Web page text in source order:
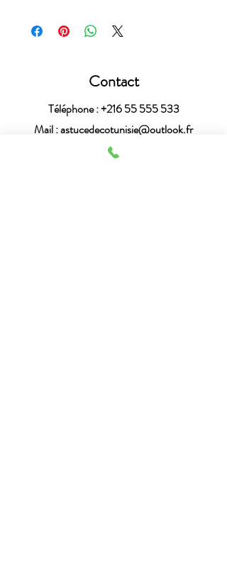
Contact
Téléphone :+216 55 555 533
Mail :astucedecotunisie@outlook.fr